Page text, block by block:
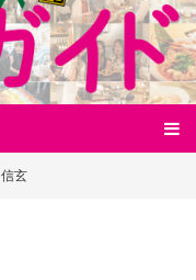
信玄